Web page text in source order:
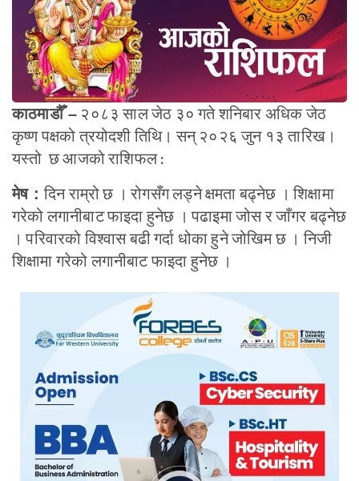
काठमाडौँ – २०८३ साल जेठ ३० गते शनिबार अधिक जेठ
कृष्ण पक्षको त्रयोदशी तिथि। सन् २०२६ जुन १३ तारिख।
यस्तो छ आजको राशिफल :
मेष :दिन राम्रो छ । रोगसँग लड्ने क्षमता बढ्नेछ । शिक्षामा
गरेको लगानीबाट फाइदा हुनेछ । पढाइमा जोस र जाँगर बढ्नेछ
। परिवारको विश्वास बढी गर्दा धोका हुने जोखिम छ । निजी
शिक्षामा गरेको लगानीबाट फाइदा हुनेछ ।